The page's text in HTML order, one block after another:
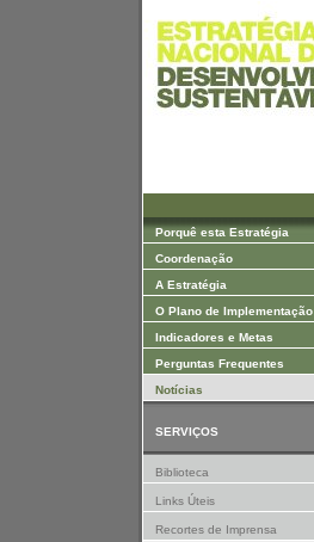
Porquê esta Estratégia
Coordenação
A Estratégia
O Plano de Implementação
Indicadores e Metas
Perguntas Frequentes
Notícias
SERVIÇOS
Biblioteca
Links Úteis
Recortes de Imprensa